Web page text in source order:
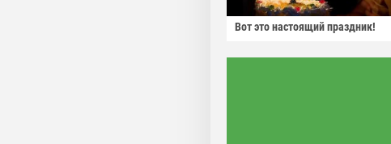
Вот это настоящий праздник!